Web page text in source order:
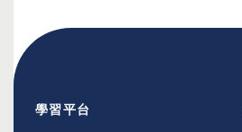
學習平台